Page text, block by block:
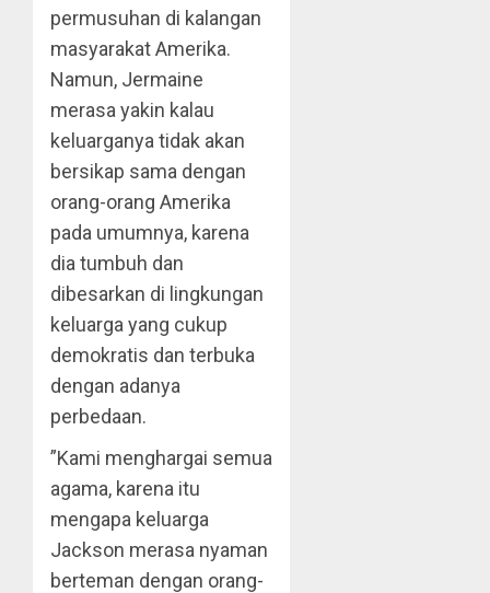
permusuhan di kalangan
masyarakat Amerika.
Namun, Jermaine
merasa yakin kalau
keluarganya tidak akan
bersikap sama dengan
orang-orang Amerika
pada umumnya, karena
dia tumbuh dan
dibesarkan di lingkungan
keluarga yang cukup
demokratis dan terbuka
dengan adanya
perbedaan.
”Kami menghargai semua
agama, karena itu
mengapa keluarga
Jackson merasa nyaman
berteman dengan orang-